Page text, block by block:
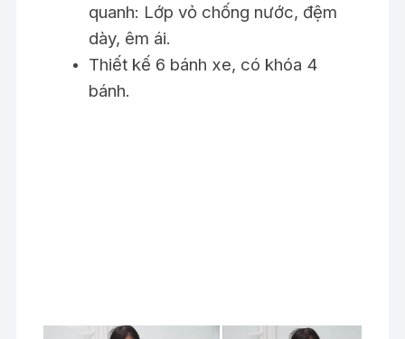
quanh: Lớp vỏ chống nước, đệm
dày, êm ái.
Thiết kế 6 bánh xe, có khóa 4
bánh.